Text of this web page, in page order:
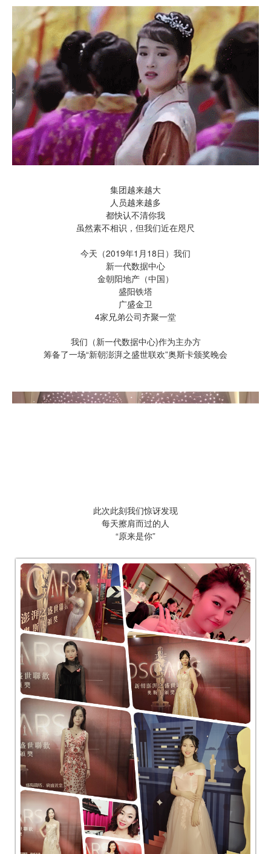
集团越来越大
人员越来越多
都快认不清你我
虽然素不相识，但我们近在咫尺
今天（2019年1月18日）我们
新一代数据中心
金朝阳地产（中国）
盛阳铁塔
广盛金卫
4家兄弟公司齐聚一堂
我们（新一代数据中心)作为主办方
筹备了一场“新朝澎湃之盛世联欢”奥斯卡颁奖晚会
此次此刻我们惊讶发现
每天擦肩而过的人
“原来是你”